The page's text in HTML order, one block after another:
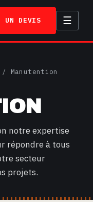
UN DEVIS ☰
Manutention
notre expertise
répondre à tous
secteur
projets.